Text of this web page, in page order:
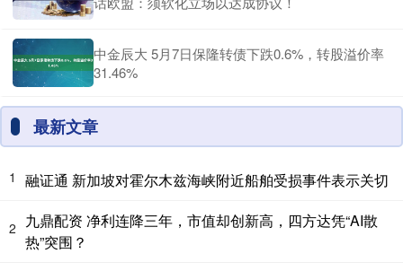
中金辰大 5月7日保隆转债下跌0.6%，转股溢价率
31.46%
最新文章
1 融证通 新加坡对霍尔木兹海峡附近船舶受损事件表示关切
2 九鼎配资 净利连降三年，市值却创新高，四方达凭“AI散
热”突围？